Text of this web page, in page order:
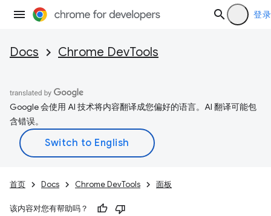
登录
Docs Chrome DevTools
Google 会使用 AI 技术将内容翻译成您偏好的语言。AI 翻译可能包
含错误。
首页 Docs Chrome DevTools 面板
该内容对您有帮助吗？